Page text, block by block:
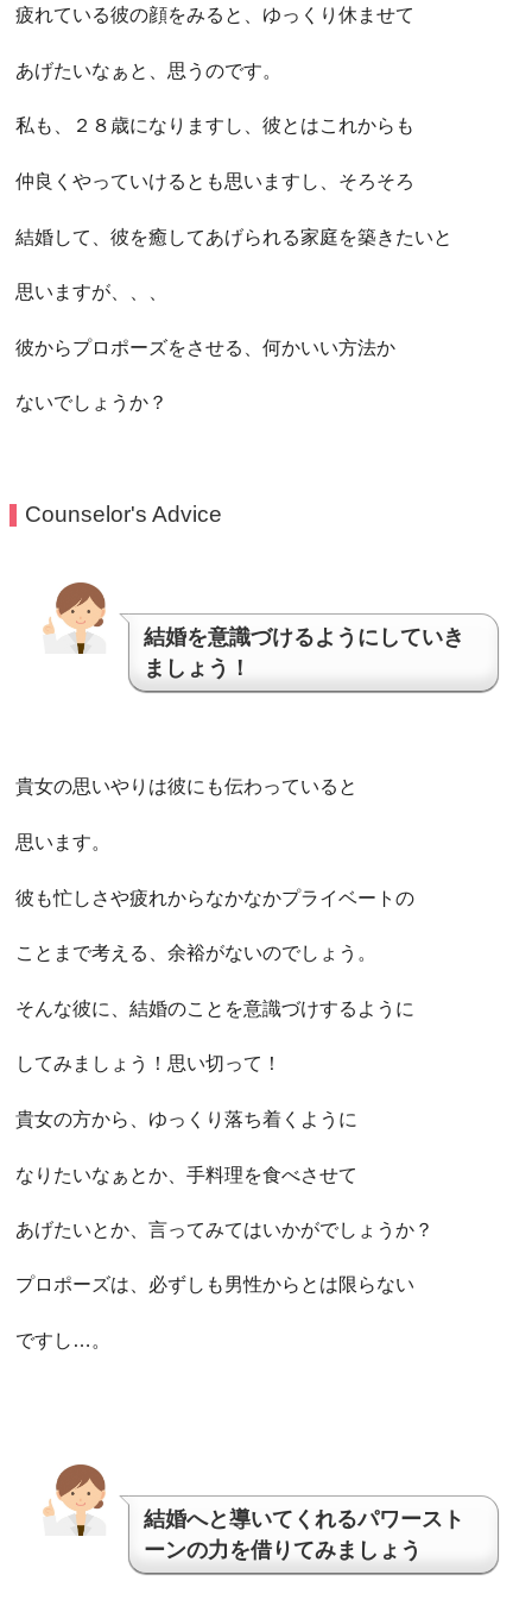
疲れている彼の顔をみると、ゆっくり休ませて
あげたいなぁと、思うのです。
私も、２８歳になりますし、彼とはこれからも
仲良くやっていけるとも思いますし、そろそろ
結婚して、彼を癒してあげられる家庭を築きたいと
思いますが、、、
彼からプロポーズをさせる、何かいい方法か
ないでしょうか？
Counselor's Advice
結婚を意識づけるようにしていき
ましょう！
貴女の思いやりは彼にも伝わっていると
思います。
彼も忙しさや疲れからなかなかプライベートの
ことまで考える、余裕がないのでしょう。
そんな彼に、結婚のことを意識づけするように
してみましょう！思い切って！
貴女の方から、ゆっくり落ち着くように
なりたいなぁとか、手料理を食べさせて
あげたいとか、言ってみてはいかがでしょうか？
プロポーズは、必ずしも男性からとは限らない
ですし…。
結婚へと導いてくれるパワースト
ーンの力を借りてみましょう